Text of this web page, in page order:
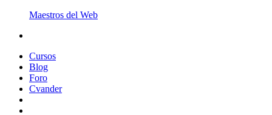
Maestros del Web
Cursos
Blog
Foro
Cvander